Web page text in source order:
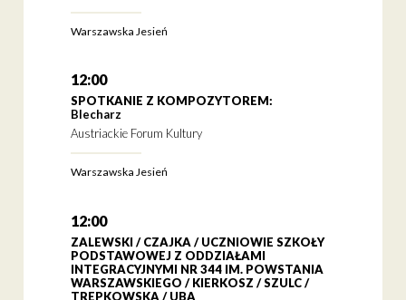
Warszawska Jesień
12:00
SPOTKANIE Z KOMPOZYTOREM:
Blecharz
Austriackie Forum Kultury
Warszawska Jesień
12:00
ZALEWSKI / CZAJKA / UCZNIOWIE SZKOŁY
PODSTAWOWEJ Z ODDZIAŁAMI
INTEGRACYJNYMI NR 344 IM. POWSTANIA
WARSZAWSKIEGO / KIERKOSZ / SZULC /
TREPKOWSKA / UBA